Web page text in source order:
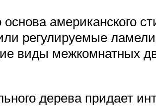
американского
регулируемые
виды межкомнатных
дерева придает